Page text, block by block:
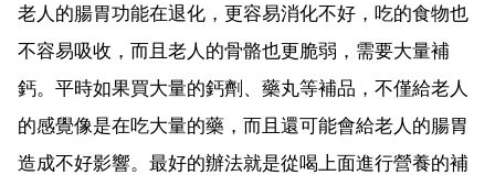
老人的腸胃功能在退化，更容易消化不好，吃的食物也
不容易吸收，而且老人的骨骼也更脆弱，需要大量補
鈣。平時如果買大量的鈣劑、藥丸等補品，不僅給老人
的感覺像是在吃大量的藥，而且還可能會給老人的腸胃
造成不好影響。最好的辦法就是從喝上面進行營養的補